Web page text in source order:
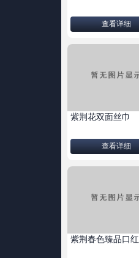
查看详细
紫荆花双面丝巾
查看详细
紫荆春色臻品口红